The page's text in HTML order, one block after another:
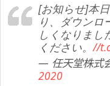
[お知らせ]本
り、ダウンロ
しくなりまし
ください。 //
— 任天堂株式
2020